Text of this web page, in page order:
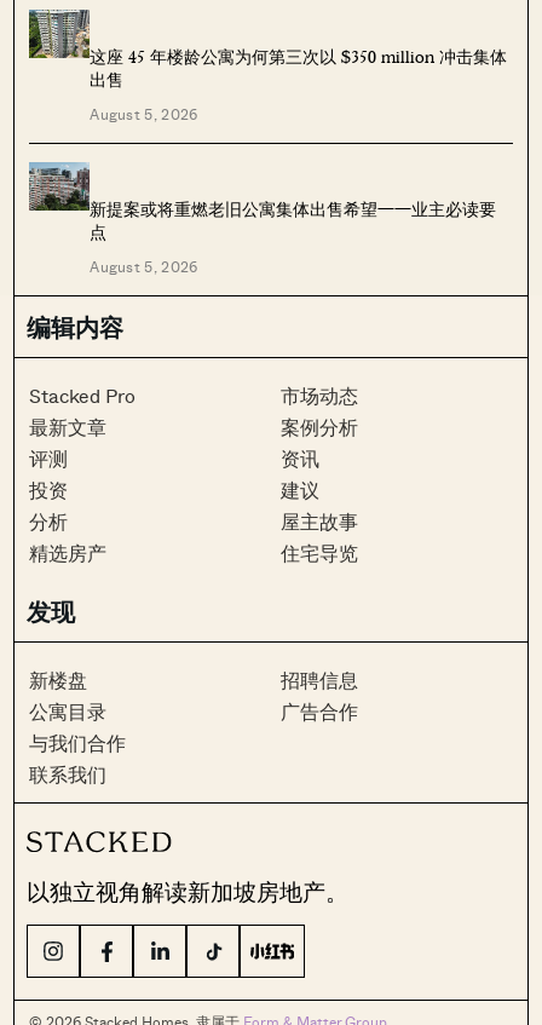
这座 45 年楼龄公寓为何第三次以 $350 million 冲击集体
出售
August 5, 2026
新提案或将重燃老旧公寓集体出售希望——业主必读要
点
August 5, 2026
编辑内容
Stacked Pro
最新文章
评测
投资
分析
精选房产
市场动态
案例分析
资讯
建议
屋主故事
住宅导览
发现
新楼盘
公寓目录
与我们合作
联系我们
招聘信息
广告合作
以独立视角解读新加坡房地产。